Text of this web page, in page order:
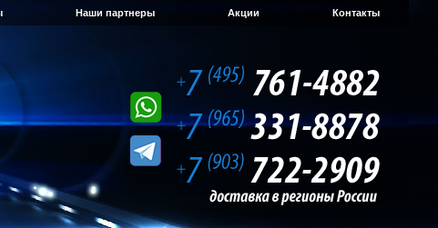
Наши партнеры Акции Контакты